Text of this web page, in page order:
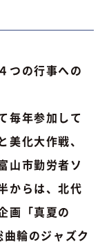
つの行事への
毎年参加して
化大作戦、
山市勤労者ソ
からは、北代
画「真夏の
輪のジャズク